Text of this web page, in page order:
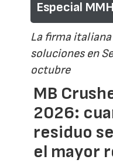
Especial
La firma
soluciones en
octubre
MB
2026:
residuo
el mayor